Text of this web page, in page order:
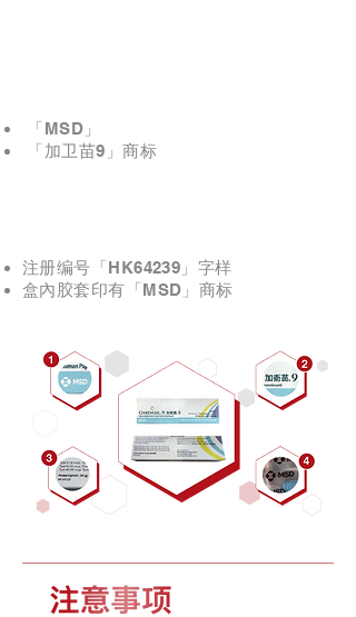
「MSD」
「加卫苗9」商标
注册编号「HK64239」字样
盒內㬵套印有「MSD」商标